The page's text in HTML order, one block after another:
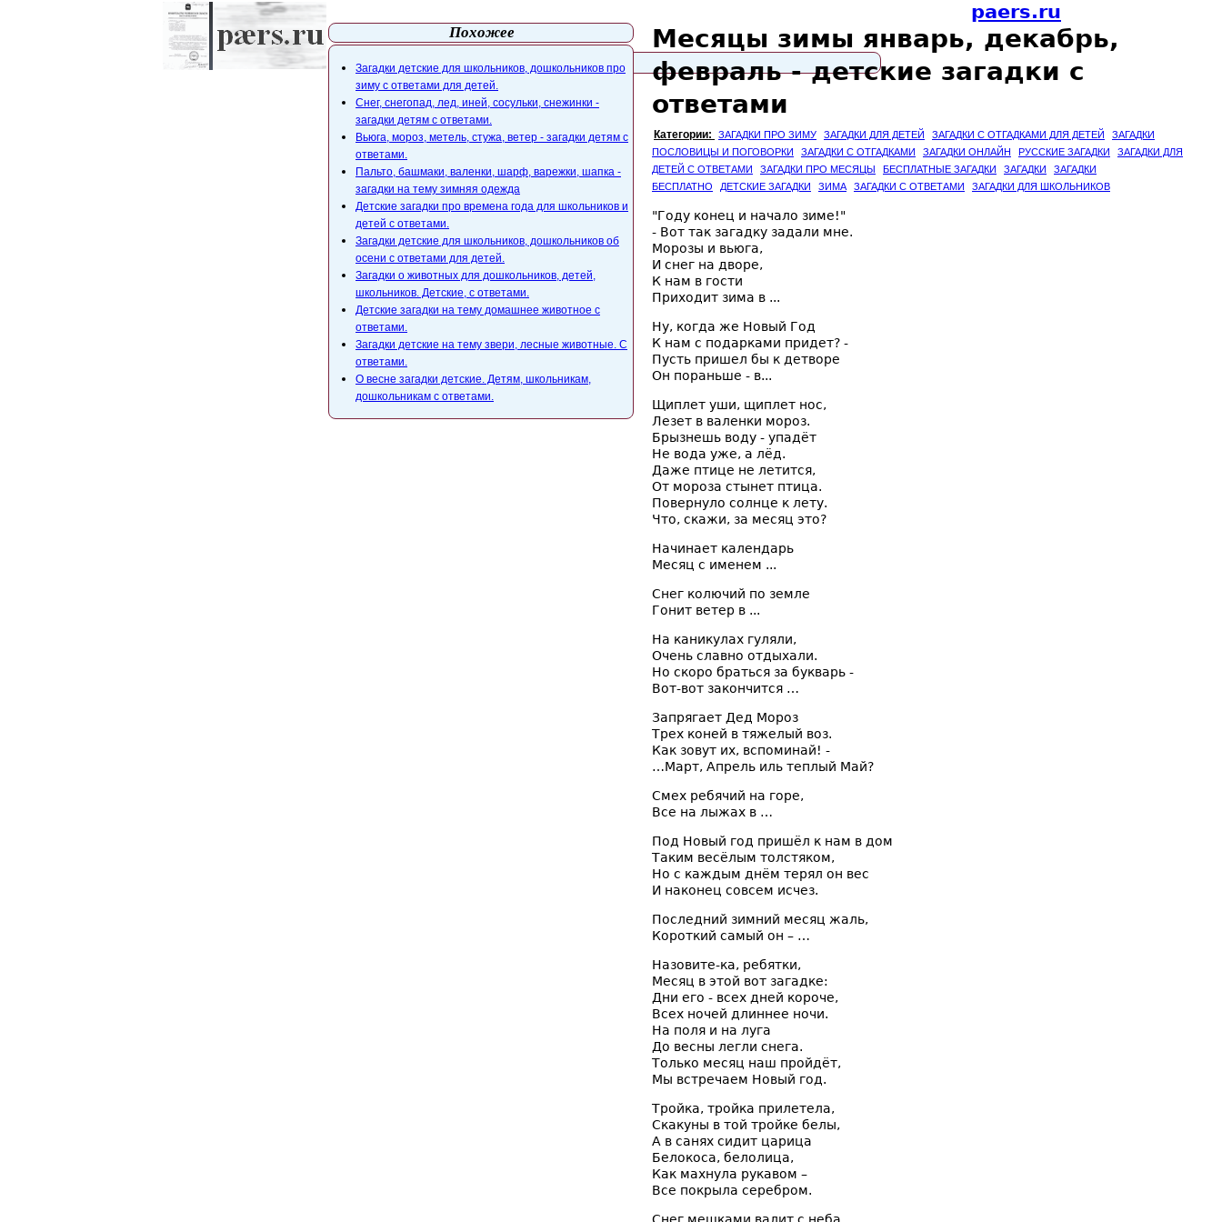
paers.ru
Месяцы зимы январь, декабрь,
февраль - детские загадки с
ответами
Категории: ЗАГАДКИ ПРО ЗИМУ ЗАГАДКИ ДЛЯ ДЕТЕЙ ЗАГАДКИ С ОТГАДКАМИ ДЛЯ ДЕТЕЙ
ЗАГАДКИ
ПОСЛОВИЦЫ И ПОГОВОРКИ
ЗАГАДКИ С ОТГАДКАМИ ЗАГАДКИ ОНЛАЙН РУССКИЕ ЗАГАДКИ
ЗАГАДКИ ДЛЯ
ДЕТЕЙ С ОТВЕТАМИ
ЗАГАДКИ ПРО МЕСЯЦЫ БЕСПЛАТНЫЕ ЗАГАДКИ ЗАГАДКИ
ЗАГАДКИ
БЕСПЛАТНО
ДЕТСКИЕ ЗАГАДКИ ЗИМА ЗАГАДКИ С ОТВЕТАМИ ЗАГАДКИ ДЛЯ ШКОЛЬНИКОВ
"Году конец и начало зиме!"
- Вот так загадку задали мне.
Морозы и вьюга,
И снег на дворе,
К нам в гости
Приходит зима в ...
Ну, когда же Новый Год
К нам с подарками придет? -
Пусть пришел бы к детворе
Он пораньше - в...
Щиплет уши, щиплет нос,
Лезет в валенки мороз.
Брызнешь воду - упадёт
Не вода уже, а лёд.
Даже птице не летится,
От мороза стынет птица.
Повернуло солнце к лету.
Что, скажи, за месяц это?
Начинает календарь
Месяц с именем ...
Снег колючий по земле
Гонит ветер в ...
На каникулах гуляли,
Очень славно отдыхали.
Но скоро браться за букварь -
Вот-вот закончится …
Запрягает Дед Мороз
Трех коней в тяжелый воз.
Как зовут их, вспоминай! -
…Март, Апрель иль теплый Май?
Смех ребячий на горе,
Все на лыжах в …
Под Новый год пришёл к нам в дом
Таким весёлым толстяком,
Но с каждым днём терял он вес
И наконец совсем исчез.
Последний зимний месяц жаль,
Короткий самый он – …
Назовите-ка, ребятки,
Месяц в этой вот загадке:
Дни его - всех дней короче,
Всех ночей длиннее ночи.
На поля и на луга
До весны легли снега.
Только месяц наш пройдёт,
Мы встречаем Новый год.
Тройка, тройка прилетела,
Скакуны в той тройке белы,
А в санях сидит царица
Белокоса, белолица,
Как махнула рукавом –
Все покрыла серебром.
Похожее
Загадки детские для школьников, дошкольников про
зиму с ответами для детей.
Снег, снегопад, лед, иней, сосульки, снежинки -
загадки детям с ответами.
Вьюга, мороз, метель, стужа, ветер - загадки детям с
ответами.
Пальто, башмаки, валенки, шарф, варежки, шапка -
загадки на тему зимняя одежда
Детские загадки про времена года для школьников и
детей с ответами.
Загадки детские для школьников, дошкольников об
осени с ответами для детей.
Загадки о животных для дошкольников, детей,
школьников. Детские, с ответами.
Детские загадки на тему домашнее животное с
ответами.
Загадки детские на тему звери, лесные животные. С
ответами.
О весне загадки детские. Детям, школьникам,
дошкольникам с ответами.
Карта сайта webmaster@paers.ru